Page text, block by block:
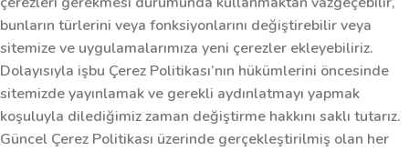
bunların türlerini veya fonksiyonlarını değiştirebilir veya
sitemize ve uygulamalarımıza yeni çerezler ekleyebiliriz.
Dolayısıyla işbu Çerez Politikası’nın hükümlerini öncesinde
sitemizde yayınlamak ve gerekli aydınlatmayı yapmak
koşuluyla dilediğimiz zaman değiştirme hakkını saklı tutarız.
Güncel Çerez Politikası üzerinde gerçekleştirilmiş olan her